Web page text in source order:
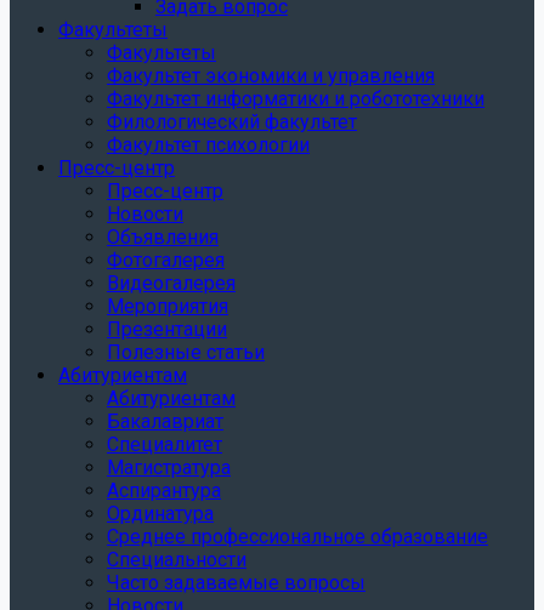
Задать вопрос
Факультеты
Факультеты
Факультет экономики и управления
Факультет информатики и робототехники
Филологический факультет
Факультет психологии
Пресс-центр
Пресс-центр
Новости
Объявления
Фотогалерея
Видеогалерея
Мероприятия
Презентации
Полезные статьи
Абитуриентам
Абитуриентам
Бакалавриат
Специалитет
Магистратура
Аспирантура
Ординатура
Среднее профессиональное образование
Специальности
Часто задаваемые вопросы